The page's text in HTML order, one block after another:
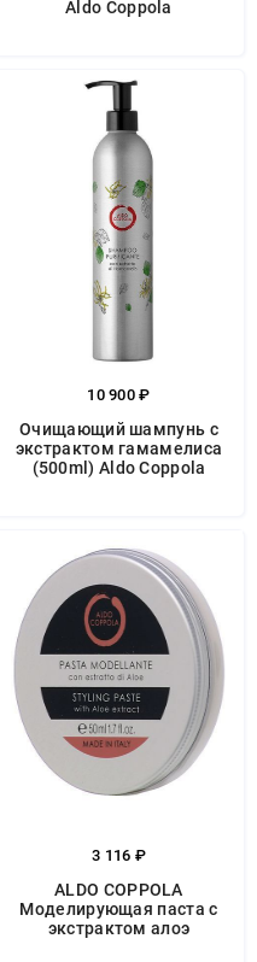
Aldo Coppola
10 900 ₽
Очищающий шампунь с
экстрактом гамамелиса
(500ml) Aldo Coppola
3 116 ₽
ALDO COPPOLA
Моделирующая паста с
экстрактом алоэ